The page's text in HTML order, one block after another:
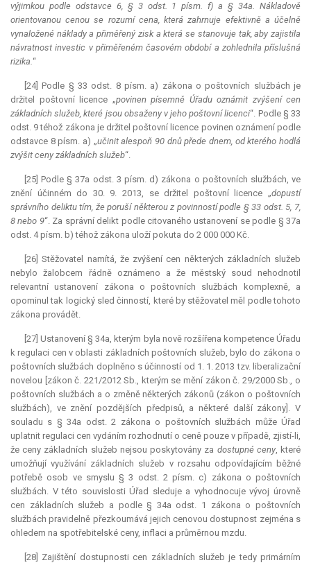
výjimkou podle odstavce 6, § 3 odst. 1 písm. f) a § 34a. Nákladově
orientovanou cenou se rozumí cena, která zahrnuje efektivně a účelně
vynaložené náklady a přiměřený zisk a která se stanovuje tak, aby zajistila
návratnost investic v přiměřeném časovém období a zohlednila příslušná
rizika.“
[24] Podle § 33 odst. 8 písm. a) zákona o poštovních službách je
držitel poštovní licence „povinen písemně Úřadu oznámit zvýšení cen
základních služeb, které jsou obsaženy v jeho poštovní licenci“. Podle § 33
odst. 9 téhož zákona je držitel poštovní licence povinen oznámení podle
odstavce 8 písm. a) „učinit alespoň 90 dnů přede dnem, od kterého hodlá
zvýšit ceny základních služeb“.
[25] Podle § 37a odst. 3 písm. d) zákona o poštovních službách, ve
znění účinném do 30. 9. 2013, se držitel poštovní licence „dopustí
správního deliktu tím, že poruší některou z povinností podle § 33 odst. 5, 7,
8 nebo 9“. Za správní delikt podle citovaného ustanovení se podle § 37a
odst. 4 písm. b) téhož zákona uloží pokuta do 2 000 000 Kč.
[26] Stěžovatel namítá, že zvýšení cen některých základních služeb
nebylo žalobcem řádně oznámeno a že městský soud nehodnotil
relevantní ustanovení zákona o poštovních službách komplexně, a
opominul tak logický sled činností, které by stěžovatel měl podle tohoto
zákona provádět.
[27] Ustanovení § 34a, kterým byla nově rozšířena kompetenceÚřadu
k regulaci cen v oblasti základních poštovních služeb, bylo do zákona o
poštovních službách doplněno s účinností od 1. 1. 2013 tzv. liberalizační
novelou [zákon č. 221/2012 Sb., kterým se mění zákon č. 29/2000 Sb., o
poštovních službách a o změně některých zákonů (zákon o poštovních
službách), ve znění pozdějších předpisů, a některé další zákony]. V
souladu s § 34a odst. 2 zákona o poštovních službách může Úřad
uplatnit regulaci cen vydáním rozhodnutí o ceně pouze v případě, zjistí-li,
že ceny základních služeb nejsou poskytovány za dostupné ceny, které
umožňují využívání základních služeb v rozsahu odpovídajícím běžné
potřebě osob ve smyslu § 3 odst. 2 písm. c) zákona o poštovních
službách. V této souvislosti Úřad sleduje a vyhodnocuje vývoj úrovně
cen základních služeb a podle § 34a odst. 1 zákona o poštovních
službách pravidelně přezkoumává jejich cenovou dostupnost zejména s
ohledem na spotřebitelské ceny, inflaci a průměrnou mzdu.
[28] Zajištění dostupnosti cen základních služeb je tedy primárním